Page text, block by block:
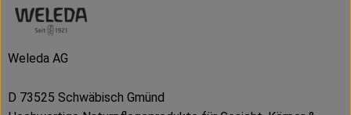
Weleda AG
D 73525 Schwäbisch Gmünd